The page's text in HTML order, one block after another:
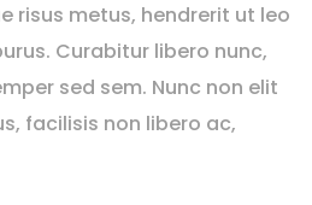
risus metus, hendrerit ut leo
Curabitur libero nunc,
sed sem. Nunc non elit
facilisis non libero ac,